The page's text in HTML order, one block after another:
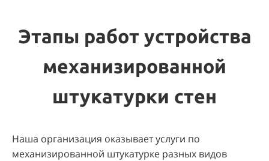
Этапы работ устройства
механизированной
штукатурки стен
Наша организация оказывает услуги по
механизированной штукатурке разных видов